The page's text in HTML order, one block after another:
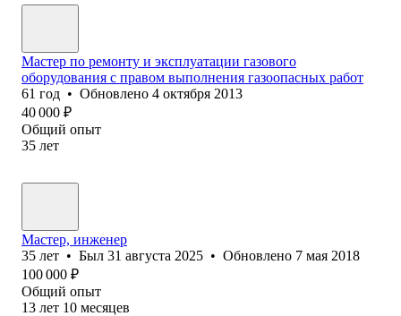
Мастер по ремонту и эксплуатации газового
оборудования с правом выполнения газоопасных работ
61 год • Обновлено 4 октября 2013
40 000 ₽
Общий опыт
35 лет
Мастер, инженер
35 лет • Был 31 августа 2025 • Обновлено 7 мая 2018
100 000 ₽
Общий опыт
13 лет 10 месяцев